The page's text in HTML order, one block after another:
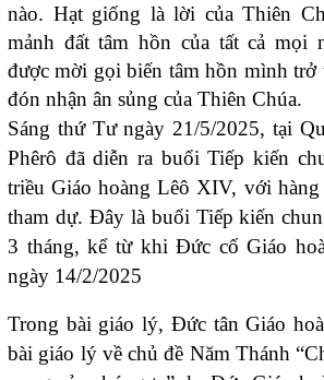
nào. Hạt giống là lời của Thiên
mảnh đất tâm hồn của tất cả mọi
được mời gọi biến tâm hồn mình trở
đón nhận ân sủng của Thiên Chúa.
Sáng thứ Tư ngày 21/5/2025, tại
Phêrô đã diễn ra buổi Tiếp kiến
triều Giáo hoàng Lêô XIV, với
tham dự. Đây là buổi Tiếp kiến
3 tháng, kể từ khi Đức cố Giáo
ngày 14/2/2025
Trong bài giáo lý, Đức tân Giáo
bài giáo lý về chủ đề Năm Thánh